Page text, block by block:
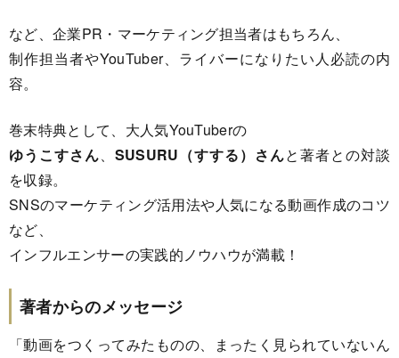
など、企業PR・マーケティング担当者はもちろん、
制作担当者やYouTuber、ライバーになりたい人必読の内
容。
巻末特典として、大人気YouTuberの
ゆうこすさん、 SUSURU（すする）さんと著者との対談
を収録。
SNSのマーケティング活用法や人気になる動画作成のコツ
など、
インフルエンサーの実践的ノウハウが満載！
著者からのメッセージ
「動画をつくってみたものの、まったく見られていないん